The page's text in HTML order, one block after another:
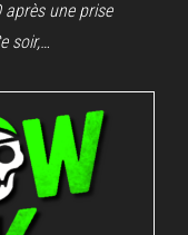
après une prise
soir,…